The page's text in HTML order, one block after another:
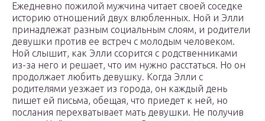
Ежедневно пожилой мужчина читает своей соседке
историю отношений двух влюбленных. Ной и Элли
принадлежат разным социальным слоям, и родители
девушки против ее встреч с молодым человеком.
Ной слышит, как Элли ссорится с родственниками
из-за него и решает, что им нужно расстаться. Но он
продолжает любить девушку. Когда Элли с
родителями уезжает из города, он каждый день
пишет ей письма, обещая, что приедет к ней, но
послания перехватывает мать девушки. Не получив